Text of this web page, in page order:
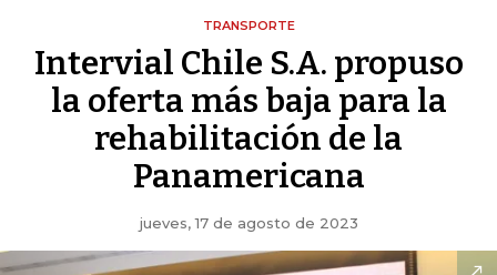
TRANSPORTE
Intervial Chile S.A. propuso
la oferta más baja para la
rehabilitación de la
Panamericana
jueves, 17 de agosto de 2023